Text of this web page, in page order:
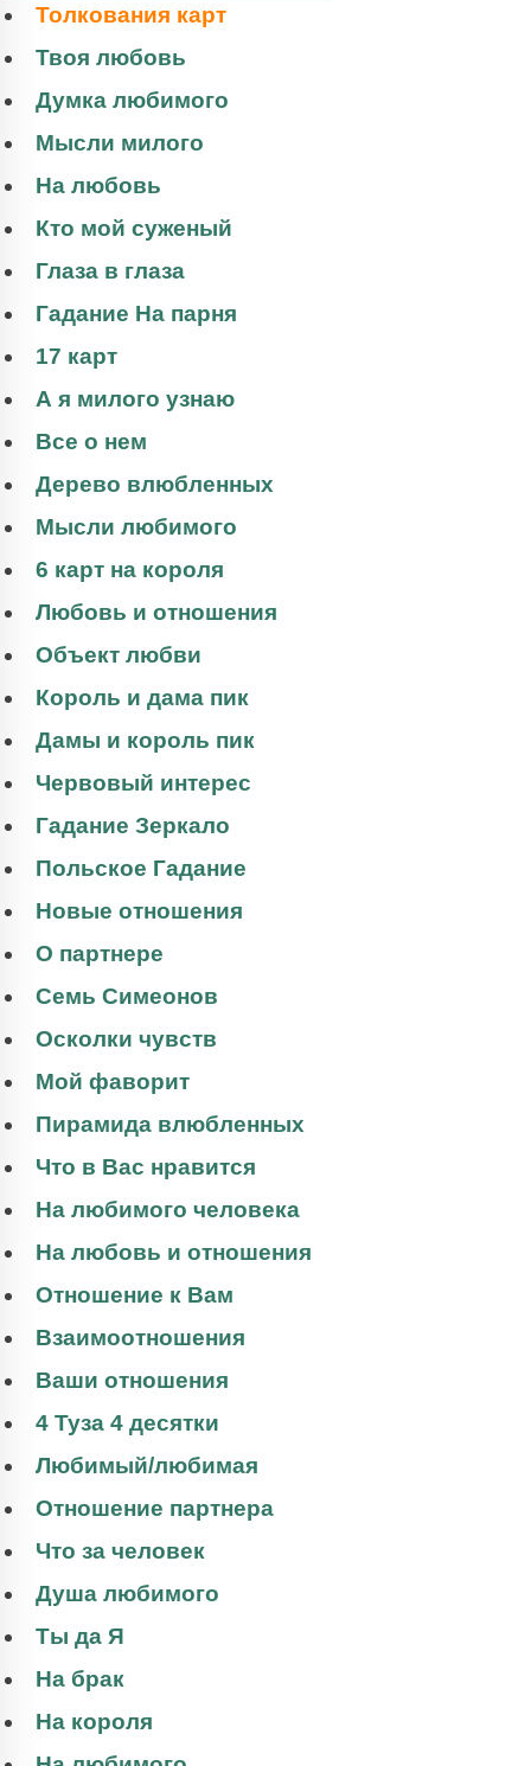
Толкования карт
Твоя любовь
Думка любимого
Мысли милого
На любовь
Кто мой суженый
Глаза в глаза
Гадание На парня
17 карт
А я милого узнаю
Все о нем
Дерево влюбленных
Мысли любимого
6 карт на короля
Любовь и отношения
Объект любви
Король и дама пик
Дамы и король пик
Червовый интерес
Гадание Зеркало
Польское Гадание
Новые отношения
О партнере
Семь Симеонов
Осколки чувств
Мой фаворит
Пирамида влюбленных
Что в Вас нравится
На любимого человека
На любовь и отношения
Отношение к Вам
Взаимоотношения
Ваши отношения
4 Туза 4 десятки
Любимый/любимая
Отношение партнера
Что за человек
Душа любимого
Ты да Я
На брак
На короля